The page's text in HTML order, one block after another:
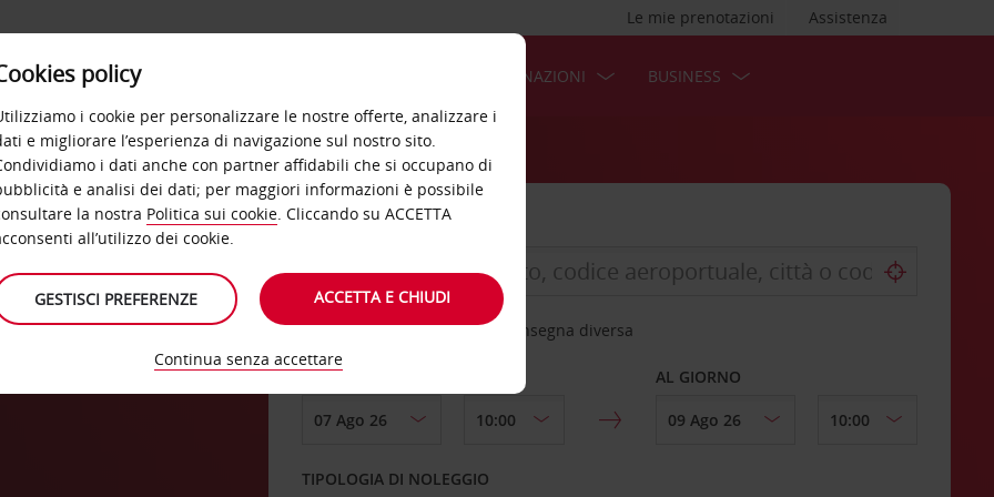
Assistenza
Le mie prenotazioni
OFFERTE DESTINAZIONI BUSINESS
Scegli una località di riconsegna diversa
DAL GIORNO AL GIORNO
TIPOLOGIA DI NOLEGGIO
policy
i cookie per personalizzare le nostre offerte, analizzare i
e migliorare l’esperienza di navigazione sul nostro sito.
i dati anche con partner affidabili che si occupano di
e analisi dei dati; per maggiori informazioni è possibile
la nostra Politica sui cookie. Cliccando su ACCETTA
all’utilizzo dei cookie.
GESTISCI PREFERENZE ACCETTA E CHIUDI
Continua senza accettare